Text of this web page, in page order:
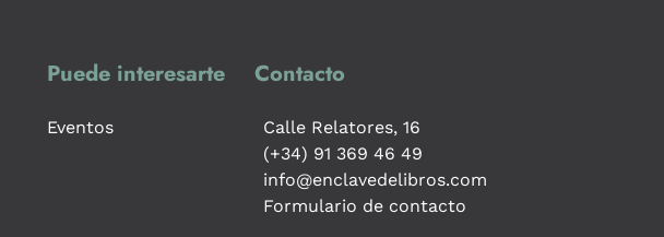
Puede interesarte
Eventos
Contacto
Calle Relatores, 16
(+34) 91 369 46 49
info@enclavedelibros.com
Formulario de contacto